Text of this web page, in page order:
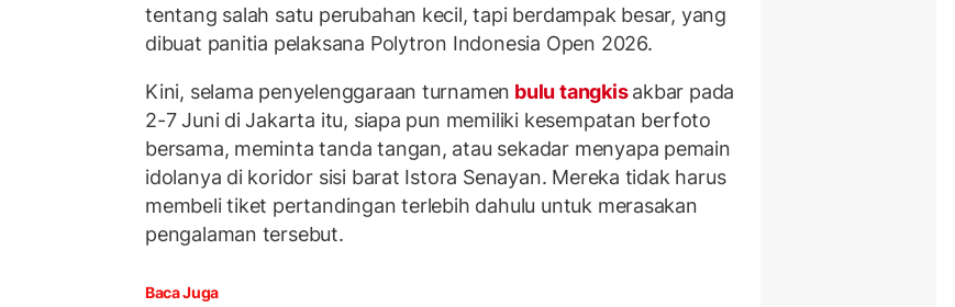
tentang salah satu perubahan kecil, tapi berdampak besar, yang
dibuat panitia pelaksana Polytron Indonesia Open 2026.
Kini, selama penyelenggaraan turnamen bulu tangkisakbar pada
2-7 Juni di Jakarta itu, siapa pun memiliki kesempatan berfoto
bersama, meminta tanda tangan, atau sekadar menyapa pemain
idolanya di koridor sisi barat Istora Senayan. Mereka tidak harus
membeli tiket pertandingan terlebih dahulu untuk merasakan
pengalaman tersebut.
Baca Juga